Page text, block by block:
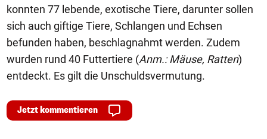
konnten 77 lebende, exotische Tiere, darunter sollen
sich auch giftige Tiere, Schlangen und Echsen
befunden haben, beschlagnahmt werden. Zudem
wurden rund 40 Futtertiere (Anm.: Mäuse, Ratten)
entdeckt. Es gilt die Unschuldsvermutung.
Jetzt kommentieren